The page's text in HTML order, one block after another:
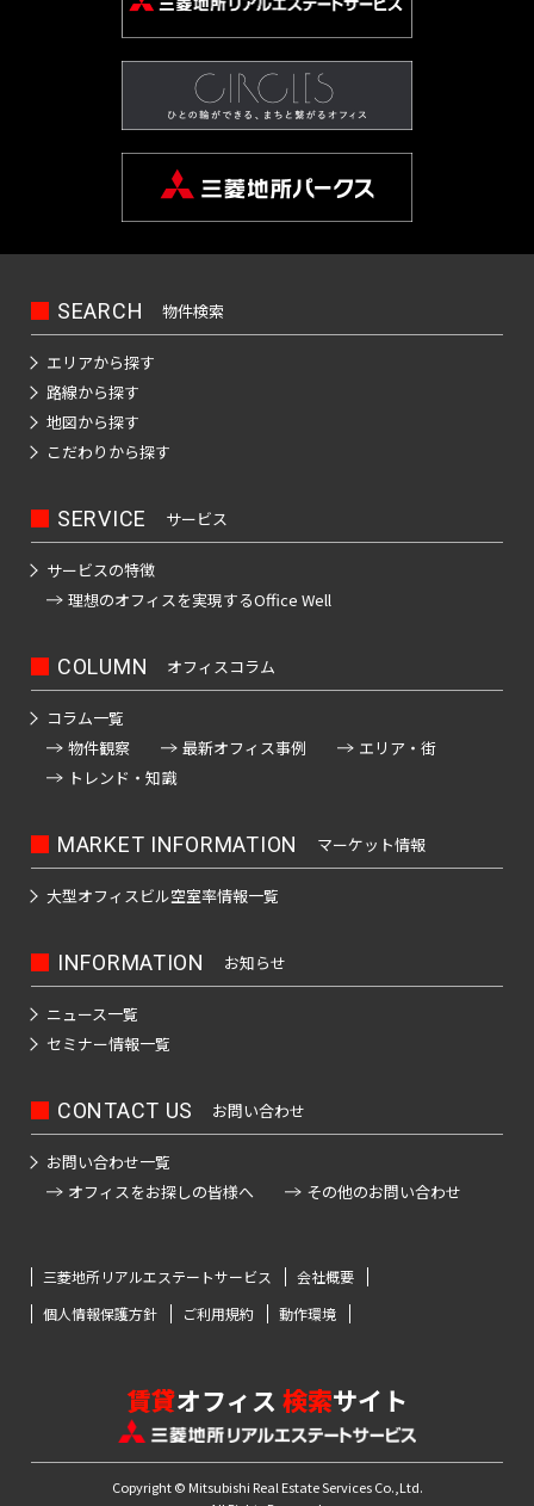
SEARCH 物件検索
エリアから探す
路線から探す
地図から探す
こだわりから探す
SERVICE サービス
サービスの特徴
理想のオフィスを実現するOffice Well
COLUMN オフィスコラム
コラム一覧
物件観察
最新オフィス事例
エリア・街
トレンド・知識
MARKET INFORMATION マーケット情報
大型オフィスビル空室率情報一覧
INFORMATION お知らせ
ニュース一覧
セミナー情報一覧
CONTACT US お問い合わせ
お問い合わせ一覧
オフィスをお探しの皆様へ
その他のお問い合わせ
三菱地所リアルエステートサービス
会社概要
個人情報保護方針
ご利用規約 動作環境
賃貸オフィス 検索サイト
Copyright © Mitsubishi Real Estate Services Co.,Ltd.